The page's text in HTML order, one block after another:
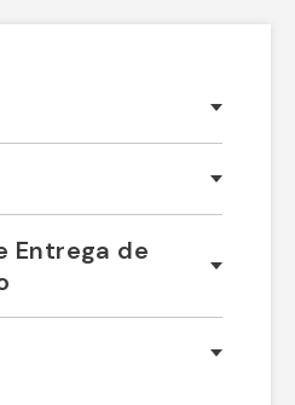
Entrega de